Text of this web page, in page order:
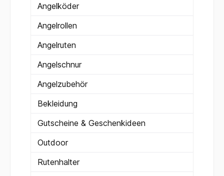
Angelköder
Angelrollen
Angelruten
Angelschnur
Angelzubehör
Bekleidung
Gutscheine & Geschenkideen
Outdoor
Rutenhalter